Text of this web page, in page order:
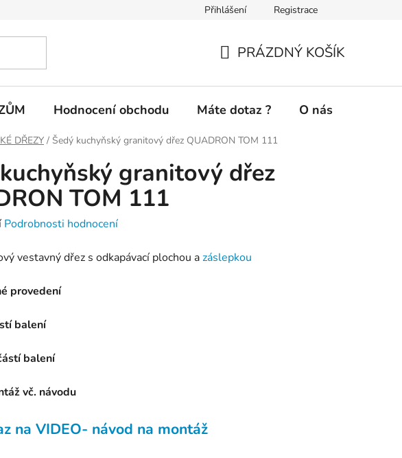
Doprava a platba Jak nakupovat
Přihlášení Registrace
KOŠÍK
PRÁZDNÝ KOŠÍK
Hodnocení obchodu Máte dotaz ? O nás
DŘEZY / Šedý kuchyňský granitový dřez QUADRON TOM 111
granitový dřez
TOM 111
Podrobnosti hodnocení
vestavný dřez s odkapávací plochou azáslepkou
provedení
balení
balení
vč. návodu
na VIDEO- návod na montáž